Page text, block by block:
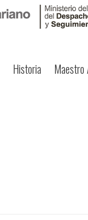
Historia Maestro